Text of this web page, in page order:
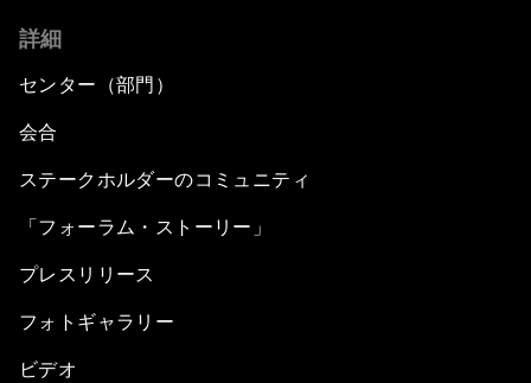
詳細
センター（部門）
会合
ステークホルダーのコミュニティ
「フォーラム・ストーリー」
プレスリリース
フォトギャラリー
ビデオ